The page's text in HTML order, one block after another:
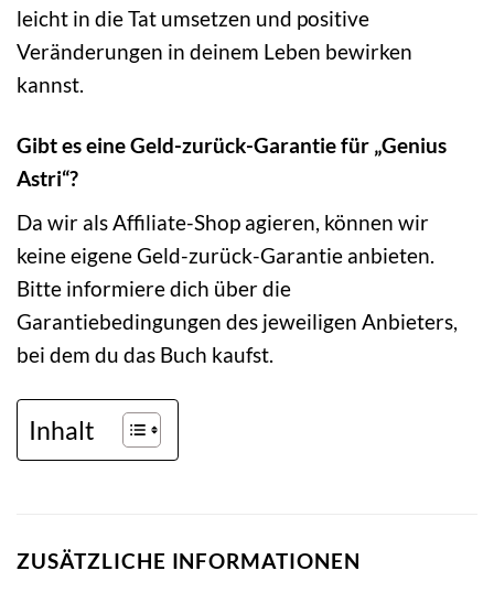
leicht in die Tat umsetzen und positive
Veränderungen in deinem Leben bewirken
kannst.
Gibt es eine Geld-zurück-Garantie für „Genius
Astri“?
Da wir als Affiliate-Shop agieren, können wir
keine eigene Geld-zurück-Garantie anbieten.
Bitte informiere dich über die
Garantiebedingungen des jeweiligen Anbieters,
bei dem du das Buch kaufst.
Inhalt
ZUSÄTZLICHE INFORMATIONEN